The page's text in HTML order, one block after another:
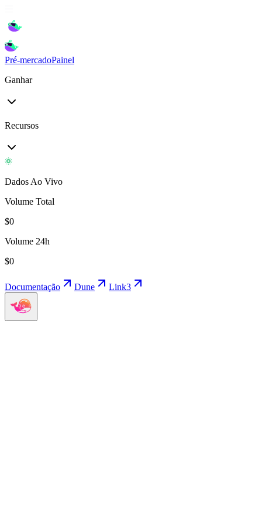
Pré-mercadoPainel
Ganhar
Recursos
Dados Ao Vivo
Volume Total
$0
Volume 24h
$0
Documentação Dune Link3